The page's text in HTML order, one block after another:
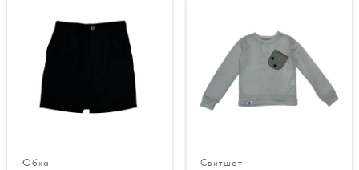
Юбка Свитшот